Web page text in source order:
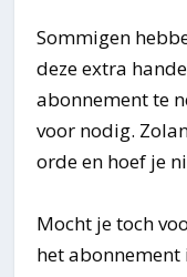
Sommigen
deze extra
abonnement te
voor nodig.
orde en hoef je
Mocht je toch
het